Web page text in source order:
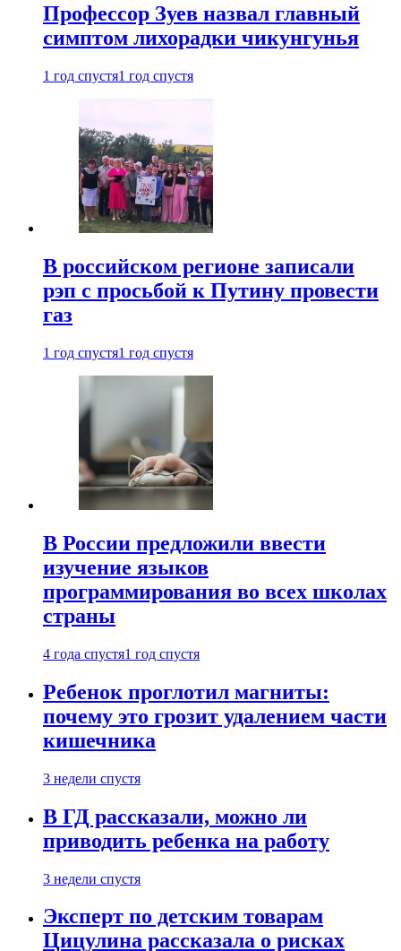
Профессор Зуев назвал главный
симптом лихорадки чикунгунья
1 год спустя1 год спустя
В российском регионе записали
рэп с просьбой к Путину провести
газ
1 год спустя1 год спустя
В России предложили ввести
изучение языков
программирования во всех школах
страны
4 года спустя1 год спустя
Ребенок проглотил магниты:
почему это грозит удалением части
кишечника
3 недели спустя
В ГД рассказали, можно ли
приводить ребенка на работу
3 недели спустя
Эксперт по детским товарам
Цицулина рассказала о рисках